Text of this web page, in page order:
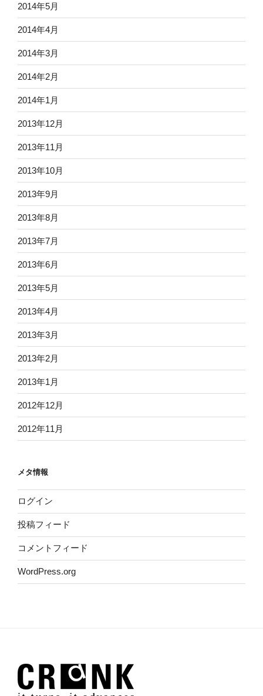
2014年5月
2014年4月
2014年3月
2014年2月
2014年1月
2013年12月
2013年11月
2013年10月
2013年9月
2013年8月
2013年7月
2013年6月
2013年5月
2013年4月
2013年3月
2013年2月
2013年1月
2012年12月
2012年11月
メタ情報
ログイン
投稿フィード
コメントフィード
WordPress.org